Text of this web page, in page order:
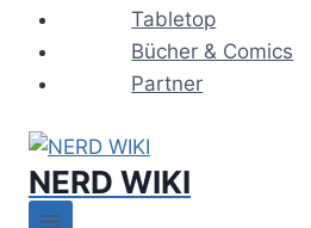
Tabletop
Bücher & Comics
Partner
NERD WIKI